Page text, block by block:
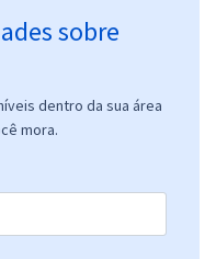
sobre
dentro da sua área
mora.